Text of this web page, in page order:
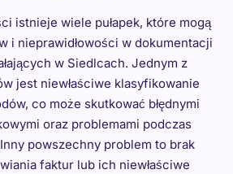
istnieje wiele pułapek, które mogą
i nieprawidłowości w dokumentacji
w Siedlcach. Jednym z
jest niewłaściwe klasyfikowanie
co może skutkować błędnymi
oraz problemami podczas
powszechny problem to brak
faktur lub ich niewłaściwe